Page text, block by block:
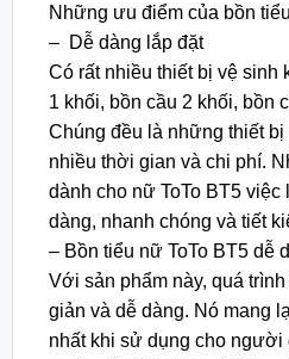
Những ưu điểm của bồn
– Dễ dàng lắp đặt
Có rất nhiều thiết bị vệ sinh
1 khối, bồn cầu 2 khối, bồn
Chúng đều là những thiết bị
nhiều thời gian và chi phí.
dành cho nữ ToTo BT5 việc
dàng, nhanh chóng và tiết
– Bồn tiểu nữ ToTo BT5 dễ
Với sản phẩm này, quá
giản và dễ dàng. Nó mang
nhất khi sử dụng cho người